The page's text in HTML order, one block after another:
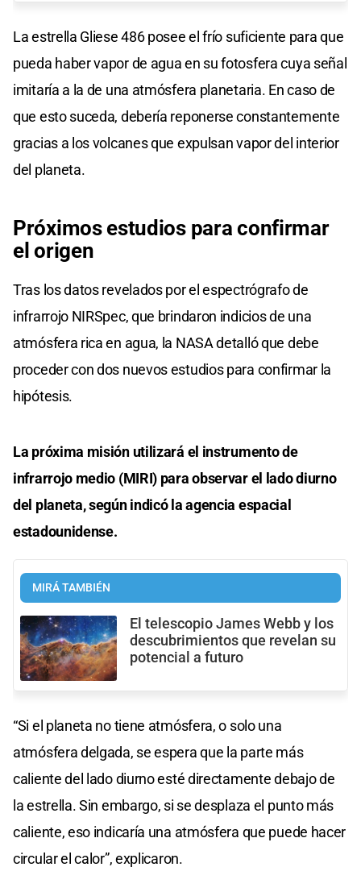
La estrella Gliese 486 posee el frío suficiente para que
pueda haber vapor de agua en su fotosfera cuya señal
imitaría a la de una atmósfera planetaria. En caso de
que esto suceda, debería reponerse constantemente
gracias a los volcanes que expulsan vapor del interior
del planeta.
Próximos estudios para confirmar
el origen
Tras los datos revelados por el espectrógrafo de
infrarrojo NIRSpec, que brindaron indicios de una
atmósfera rica en agua, la NASA detalló que debe
proceder con dos nuevos estudios para confirmar la
hipótesis.
La próxima misión utilizará el instrumento de
infrarrojo medio (MIRI) para observar el lado diurno
del planeta, según indicó la agencia espacial
estadounidense.
MIRÁ TAMBIÉN
El telescopio James Webb y los
descubrimientos que revelan su
potencial a futuro
“Si el planeta no tiene atmósfera, o solo una
atmósfera delgada, se espera que la parte más
caliente del lado diurno esté directamente debajo de
la estrella. Sin embargo, si se desplaza el punto más
caliente, eso indicaría una atmósfera que puede hacer
circular el calor”, explicaron.